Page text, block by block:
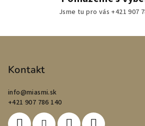
Jsme tu pro vás +421 907
Kontakt
info@miasmi.sk
+421 907 786 140